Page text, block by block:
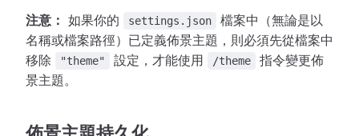
注意： 如果你的 settings.json
檔案中（無論是以
名稱或檔案路徑）已定義佈景主題，則必須先從檔案中
移除
"theme" 設定，才能使用 /theme
指令變更佈
景主題。